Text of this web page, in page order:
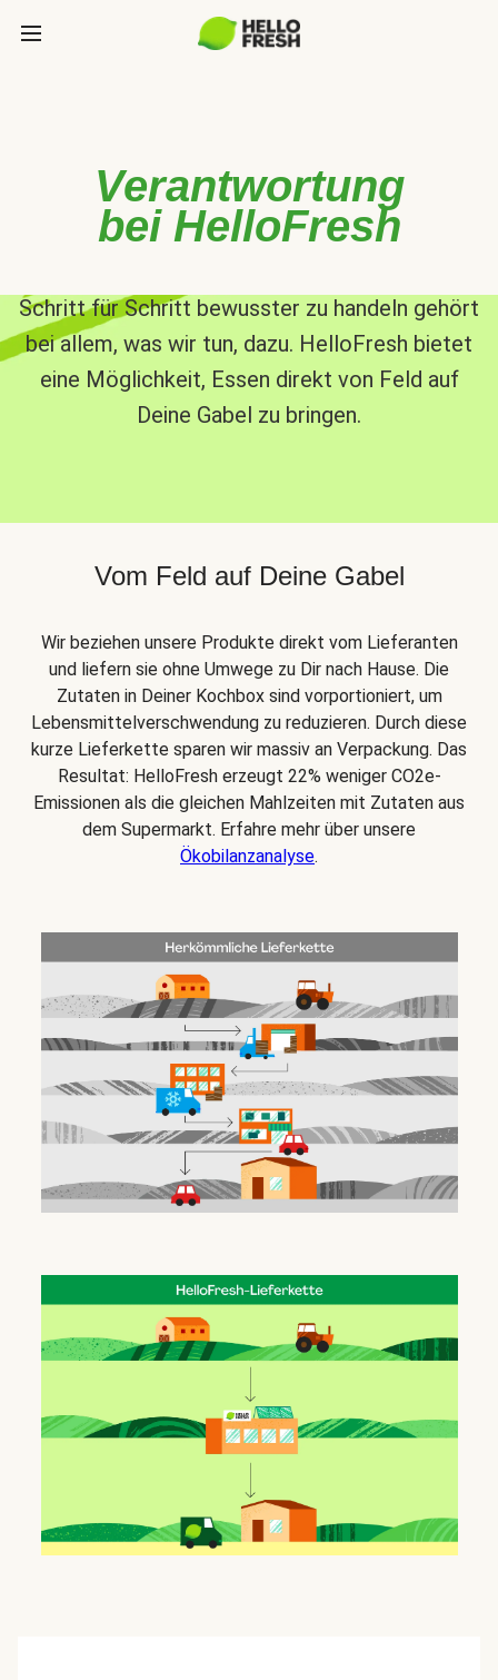
Verantwortung
bei HelloFresh
Schritt für Schritt bewusster zu handeln gehört
bei allem, was wir tun, dazu. HelloFresh bietet
eine Möglichkeit, Essen direkt von Feld auf
Deine Gabel zu bringen.
Vom Feld auf Deine Gabel
Wir beziehen unsere Produkte direkt vom Lieferanten
und liefern sie ohne Umwege zu Dir nach Hause. Die
Zutaten in Deiner Kochbox sind vorportioniert, um
Lebensmittelverschwendung zu reduzieren. Durch diese
kurze Lieferkette sparen wir massiv an Verpackung. Das
Resultat: HelloFresh erzeugt 22% weniger CO2e-
Emissionen als die gleichen Mahlzeiten mit Zutaten aus
dem Supermarkt. Erfahre mehr über unsere
Ökobilanzanalyse.